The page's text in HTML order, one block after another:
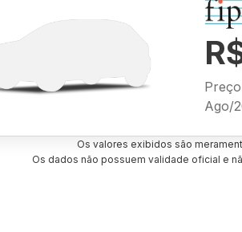
Ago/
Os valores exibidos são
Os dados não possuem validade oficial e